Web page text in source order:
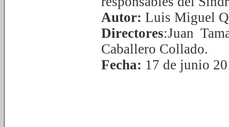
Autor: Luis Miguel
Directores:Juan
Caballero Collado.
Fecha: 17 de junio